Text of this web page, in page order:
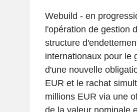
Webuild - en
l'opération de gestion
structure
internationaux pour le
d'une nouvelle
EUR et le rachat
millions EUR via une